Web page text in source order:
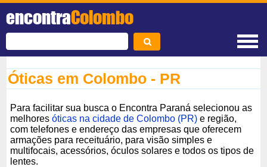
encontraColombo
Óticas em Colombo - PR
Para facilitar sua busca o Encontra Paraná selecionou as
melhoresóticas na cidade de Colombo (PR) e região,
com telefones e endereço das empresas que oferecem
armações para receituário, para visão simples e
multifocais, acessórios, óculos solares e todos os tipos de
lentes.